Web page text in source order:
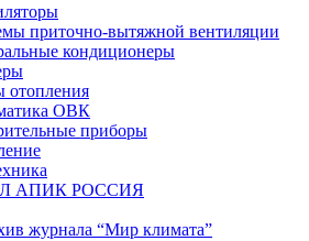
приточно-вытяжной вентиляции
кондиционеры
отопления
ОВК
приборы
АПИК РОССИЯ
журнала “Мир климата”